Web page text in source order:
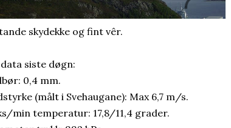
skydekke og fint vêr.
siste døgn:
0,4 mm.
(målt i Svehaugane): Max 6,7 m/s.
min temperatur: 17,8/11,4 grader.